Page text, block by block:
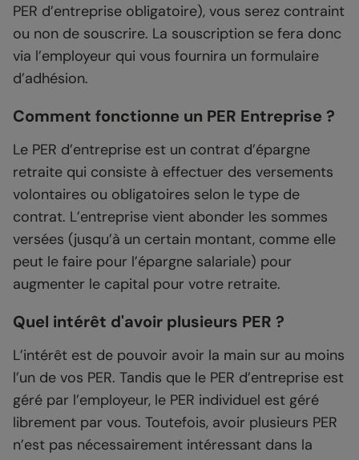
PER d’entreprise obligatoire), vous serez contraint
ou non de souscrire. La souscription se fera donc
via l’employeur qui vous fournira un formulaire
d’adhésion.
Comment fonctionne un PER Entreprise ?
Le PER d’entreprise est un contrat d’épargne
retraite qui consiste à effectuer des versements
volontaires ou obligatoires selon le type de
contrat. L’entreprise vient abonder les sommes
versées (jusqu’à un certain montant, comme elle
peut le faire pour l’épargne salariale) pour
augmenter le capital pour votre retraite.
Quel intérêt d'avoir plusieurs PER ?
L’intérêt est de pouvoir avoir la main sur au moins
l’un de vos PER. Tandis que le PER d’entreprise est
géré par l’employeur, le PER individuel est géré
librement par vous. Toutefois, avoir plusieurs PER
n’est pas nécessairement intéressant dans la